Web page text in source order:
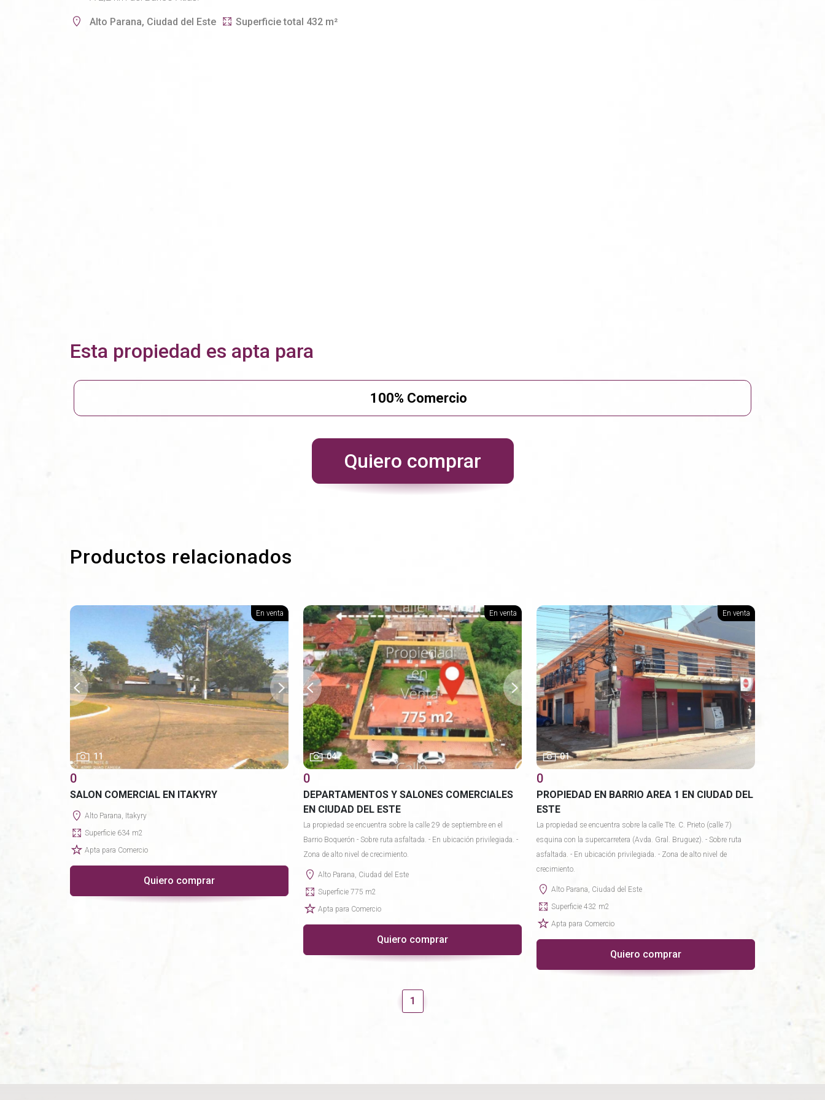
Alto Parana, Ciudad del Este Superficie total 432 m²
Esta propiedad es apta para
100% Comercio
Quiero comprar
Productos relacionados
En venta
11
0
SALON COMERCIAL EN ITAKYRY
Alto Parana, Itakyry
Superficie 634 m2
Apta para Comercio
Quiero comprar
En venta
04
0
DEPARTAMENTOS Y SALONES COMERCIALES
EN CIUDAD DEL ESTE
La propiedad se encuentra sobre la calle 29 de septiembre en el
Barrio Boquerón - Sobre ruta asfaltada. - En ubicación privilegiada. -
Zona de alto nivel de crecimiento.
Alto Parana, Ciudad del Este
Superficie 775 m2
Apta para Comercio
Quiero comprar
En venta
01
0
PROPIEDAD EN BARRIO AREA 1 EN CIUDAD DEL
ESTE
La propiedad se encuentra sobre la calle Tte. C. Prieto (calle 7)
esquina con la supercarretera (Avda. Gral. Bruguez). - Sobre ruta
asfaltada. - En ubicación privilegiada. - Zona de alto nivel de
crecimiento.
Alto Parana, Ciudad del Este
Superficie 432 m2
Apta para Comercio
Quiero comprar
1